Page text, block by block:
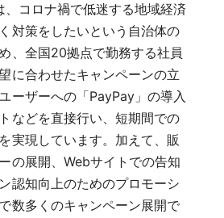
コロナ禍で低迷する地域経済
対策をしたいという自治体の
、全国20拠点で勤務する社員
に合わせたキャンペーンの立
ーザーへの「PayPay」の導入
などを直接行い、短期間での
実現しています。加えて、販
の展開、Webサイトでの告知
認知向上のためのプロモーシ
数多くのキャンペーン展開で